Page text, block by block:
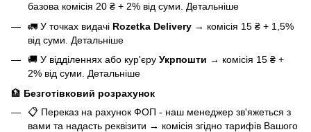
базова комісія 20 ₴ + 2% від суми. Детальніше
🚛 У точках видачі Rozetka Delivery → комісія 15 ₴ + 1,5%
від суми. Детальніше
🚚 У відділеннях або кур'єру Укрпошти → комісія 15 ₴ +
2% від суми. Детальніше
🏦 Безготівковий розрахунок
📋 Переказ на рахунок ФОП - наш менеджер зв'яжеться з
вами та надасть реквізити → комісія згідно тарифів Вашого